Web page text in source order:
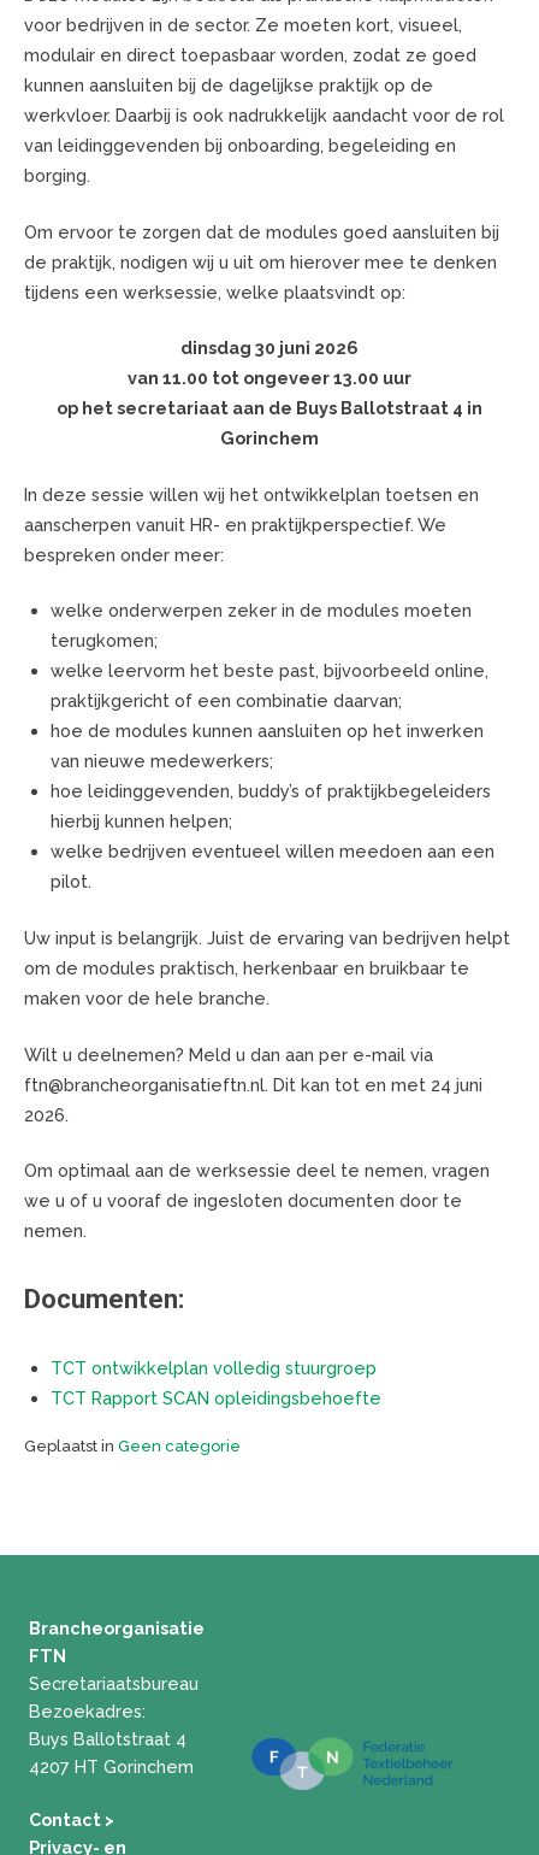
voor bedrijven in de sector. Ze moeten kort, visueel,
modulair en direct toepasbaar worden, zodat ze goed
kunnen aansluiten bij de dagelijkse praktijk op de
werkvloer. Daarbij is ook nadrukkelijk aandacht voor de rol
van leidinggevenden bij onboarding, begeleiding en
borging.
Om ervoor te zorgen dat de modules goed aansluiten bij
de praktijk, nodigen wij u uit om hierover mee te denken
tijdens een werksessie, welke plaatsvindt op:
dinsdag 30 juni 2026
van 11.00 tot ongeveer 13.00 uur
op het secretariaat aan de Buys Ballotstraat 4 in
Gorinchem
In deze sessie willen wij het ontwikkelplan toetsen en
aanscherpen vanuit HR- en praktijkperspectief. We
bespreken onder meer:
welke onderwerpen zeker in de modules moeten
terugkomen;
welke leervorm het beste past, bijvoorbeeld online,
praktijkgericht of een combinatie daarvan;
hoe de modules kunnen aansluiten op het inwerken
van nieuwe medewerkers;
hoe leidinggevenden, buddy’s of praktijkbegeleiders
hierbij kunnen helpen;
welke bedrijven eventueel willen meedoen aan een
pilot.
Uw input is belangrijk. Juist de ervaring van bedrijven helpt
om de modules praktisch, herkenbaar en bruikbaar te
maken voor de hele branche.
Wilt u deelnemen? Meld u dan aan per e-mail via
ftn@brancheorganisatieftn.nl. Dit kan tot en met 24 juni
2026.
Om optimaal aan de werksessie deel te nemen, vragen
we u of u vooraf de ingesloten documenten door te
nemen.
Documenten:
TCT ontwikkelplan volledig stuurgroep
TCT Rapport SCAN opleidingsbehoefte
Geplaatst in Geen categorie
Brancheorganisatie
FTN
Secretariaatsbureau
Bezoekadres:
Buys Ballotstraat 4
4207 HT Gorinchem
Contact >
Privacy- en